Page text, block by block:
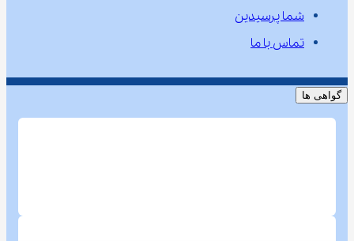
شما پرسیدین
تماس با ما
گواهی ها